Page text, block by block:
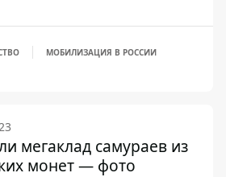
МОБИЛИЗАЦИЯ В РОССИИ
мегаклад самураев из
монет — фото